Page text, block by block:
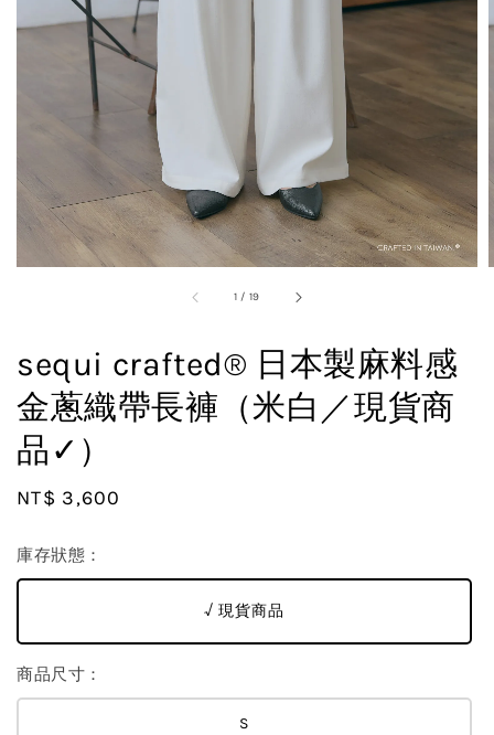
1 / 19
sequi crafted® 日本製麻料感
金蔥織帶長褲（米白／現貨商
品✓）
Regular
NT$ 3,600
庫存狀態：
√ 現貨商品
商品尺寸：
S